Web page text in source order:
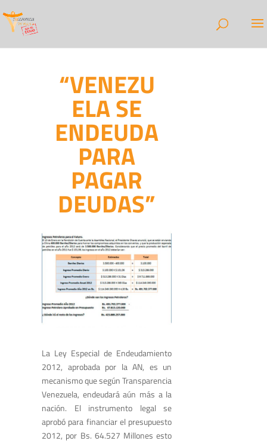
“VENEZU
ELA SE
ENDEUDA
PARA
PAGAR
DEUDAS”
La Ley Especial de Endeudamiento
2012, aprobada por la AN, es un
mecanismo que según Transparencia
Venezuela, endeudará aún más a la
nación. El instrumento legal se
aprobó para financiar el presupuesto
2012, por Bs. 64.527 Millones esto